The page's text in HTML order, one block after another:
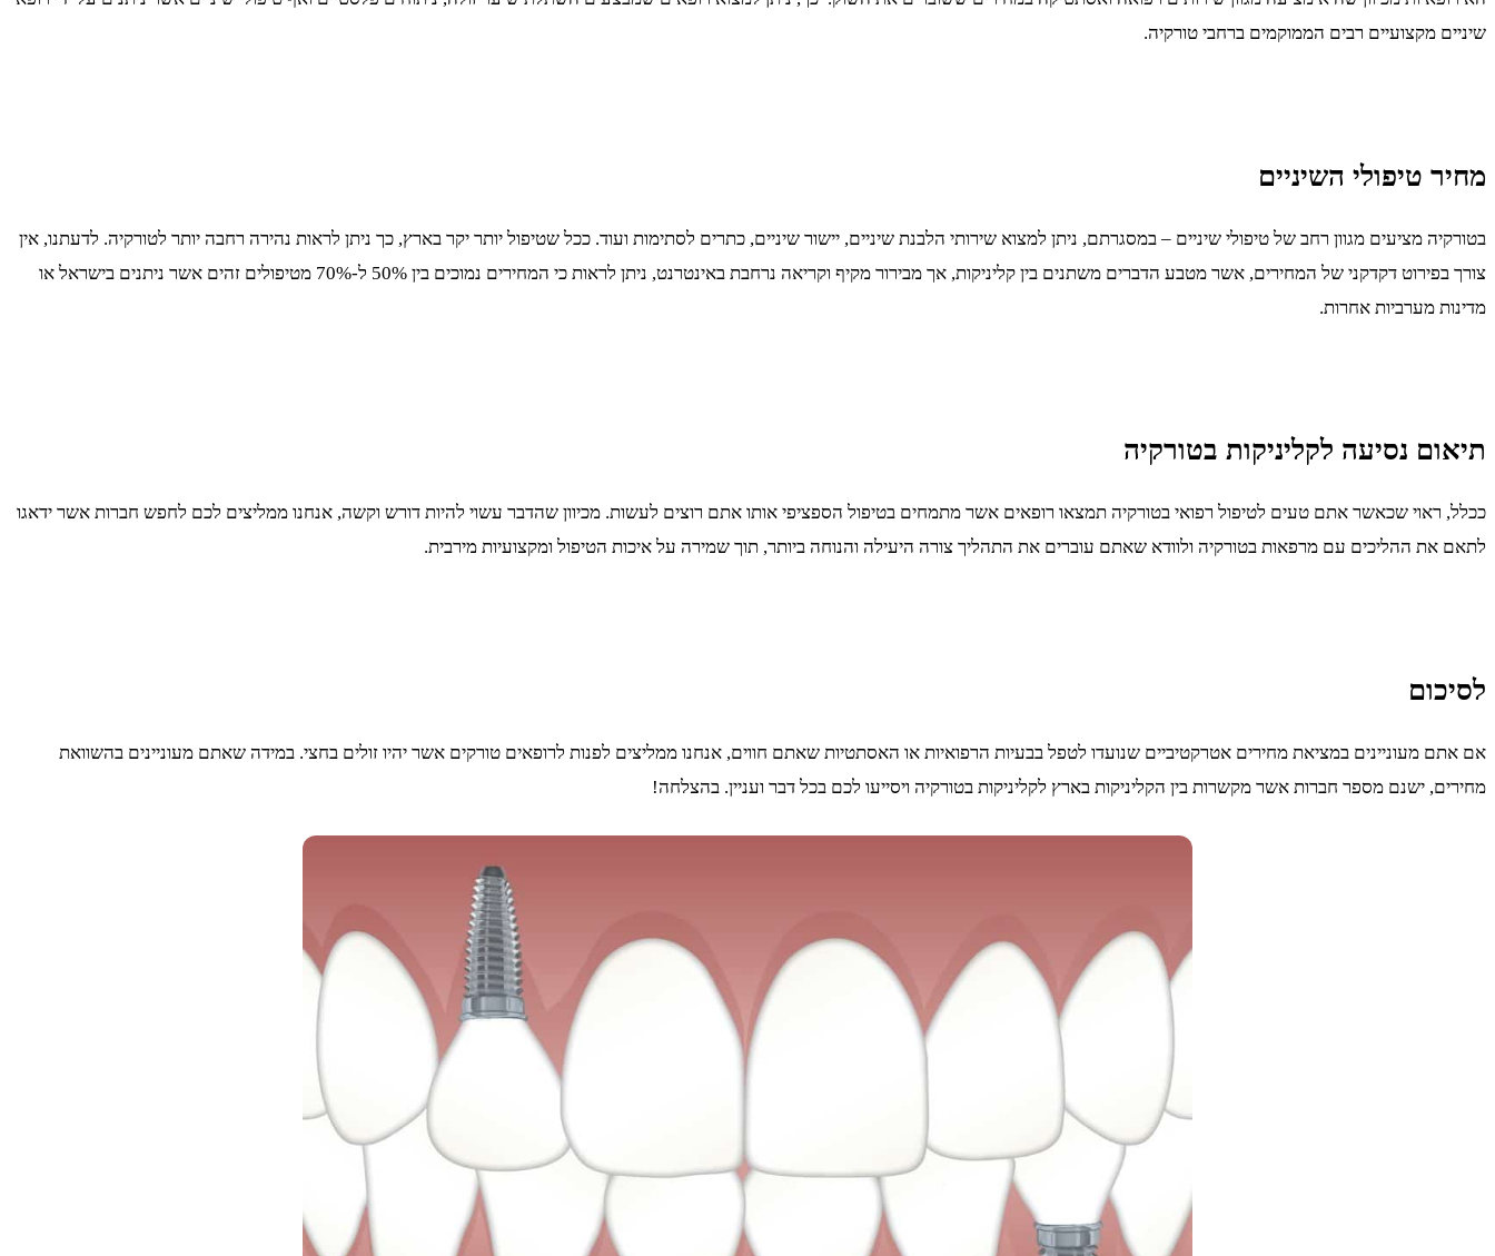
שיניים מקצועיים רבים הממוקמים ברחבי טורקיה.
מחיר טיפולי השיניים
בטורקיה מציעים מגוון רחב של טיפולי שיניים – במסגרתם, ניתן למצוא שירותי הלבנת שיניים, יישור שיניים, כתרים לסתימות ועוד. ככל שטיפול יותר יקר בארץ, כך ניתן לראות נהירה רחבה יותר לטורקיה. לדעתנו, אין
צורך בפירוט דקדקני של המחירים, אשר מטבע הדברים משתנים בין קליניקות, אך מבירור מקיף וקריאה נרחבת באינטרנט, ניתן לראות כי המחירים נמוכים בין 50% ל-70% מטיפולים זהים אשר ניתנים בישראל או
מדינות מערביות אחרות.
תיאום נסיעה לקליניקות בטורקיה
ככלל, ראוי שכאשר אתם טעים לטיפול רפואי בטורקיה תמצאו רופאים אשר מתמחים בטיפול הספציפי אותו אתם רוצים לעשות. מכיוון שהדבר עשוי להיות דורש וקשה, אנחנו ממליצים לכם לחפש חברות אשר ידאגו
לתאם את ההליכים עם מרפאות בטורקיה ולוודא שאתם עוברים את התהליך צורה היעילה והנוחה ביותר, תוך שמירה על איכות הטיפול ומקצועיות מירבית.
לסיכום
אם אתם מעוניינים במציאת מחירים אטרקטיביים שנועדו לטפל בבעיות הרפואיות או האסתטיות שאתם חווים, אנחנו ממליצים לפנות לרופאים טורקים אשר יהיו זולים בחצי. במידה שאתם מעוניינים בהשוואת
מחירים, ישנם מספר חברות אשר מקשרות בין הקליניקות בארץ לקליניקות בטורקיה ויסייעו לכם בכל דבר ועניין. בהצלחה!